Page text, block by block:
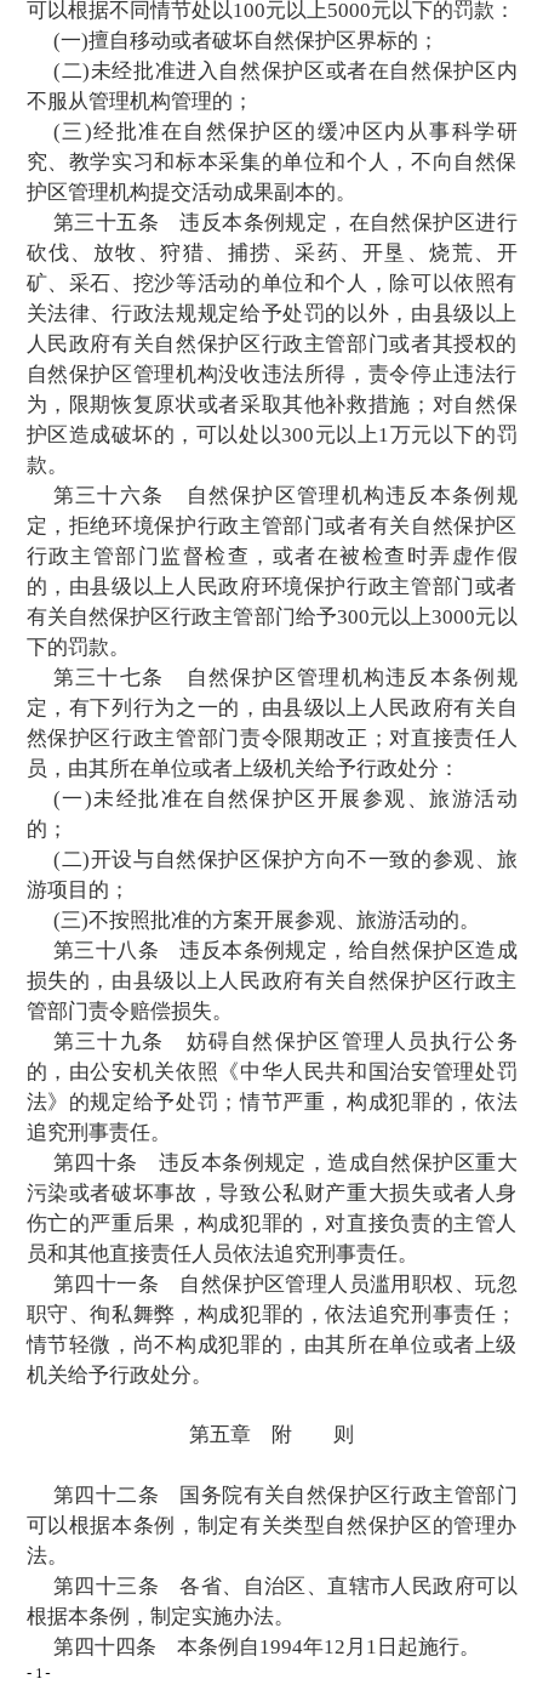
和生产经营活动。因教学科研的目的，需
保护区的缓冲区从事非破坏性的科学研究
和标本采集活动的，应当事先向自然保护
提交申请和活动计划，经自然保护区管理机
从事前款活动的单位和个人，应当将其
副本提交自然保护区管理机构。
第二十九条 在国家级自然保护区的实
观、旅游活动的，由自然保护区管理机构
经省、自治区、直辖市人民政府有关自然
主管部门审核后，报国务院有关自然保护
部门批准；在地方级自然保护区的实验区
旅游活动的，由自然保护区管理机构提出
省、自治区、直辖市人民政府有关自然保
管部门批准。
在自然保护区组织参观、旅游活动的，
准的方案进行，并加强管理；进入自然保
旅游的单位和个人，应当服从自然保护区
管理。
严禁开设与自然保护区保护方向不一致
游项目。
第三十条自然保护区的内部未分区的
例有关核心区和缓冲
第三十一条外国人进入地方级自然保
待单位应
关自然保护区行政主管部门批准；进入国
护区的，接待单位应当报经国务院有关自
政主管部门批准。
进入自然保护区的外国人，应当遵守有
区的法律、法规和规定。
第三十二条
不得建设任何生产设施。在自然保护区的
不得建设污染环境、破坏资源或者景观的
建设其他项目，其污染物排放不得超过国
定的污染物排放标准。在自然保护区的实
建成的设施，其污染物排放超过国家和地
放标准的，应当限期治理；造成损害的，
救措施。
在自然保护区的外围保护地带建设的项
期治理。
限期治理决定由法律、法规规定的机关
期治理的企业事业单位必须按期完成治理任
第三十三条因发生事故或者其他突然
成或者可能造成自然保护区污染或者破坏